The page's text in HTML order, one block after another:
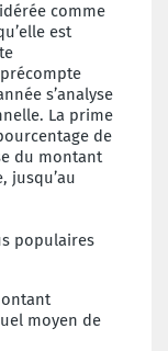
comme
est
s’analyse
La prime
de
du montant
jusqu’au
populaires
moyen de